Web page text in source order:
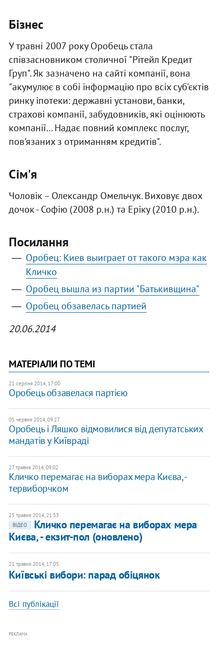
Бізнес
У травні 2007 року Оробець стала
співзасновником столичної "Рітейл Кредит
Груп". Як зазначено на сайті компанії, вона
"акумулює в собі інформацію про всіх суб'єктів
ринку іпотеки: державні установи, банки,
страхові компанії, забудовників, які оцінюють
компанії... Надає повний комплекс послуг,
пов'язаних з отриманням кредитів".
Сім'я
Чоловік – Олександр Омельчук. Виховує двох
дочок - Софію (2008 р.н.) та Еріку (2010 р.н.).
Посилання
Оробец: Киев выиграет от такого мэра как
Кличко
Оробец вышла из партии "Батькивщина"
Оробец обзавелась партией
20.06.2014
МАТЕРІАЛИ ПО ТЕМІ
21 серпня 2014, 17:00
Оробець обзавелася партією
05 червня 2014, 09:27
Оробець і Ляшко відмовилися від депутатських
мандатів у Київраді
27 травня 2014, 09:02
Кличко перемагає на виборах мера Києва, -
тервиборчком
25 травня 2014, 21:53
ВІДЕО
Кличко перемагає на виборах мера
Києва, - екзит-пол (оновлено)
21 травня 2014, 17:05
Київські вибори: парад обіцянок
Всі публікації
РЕКЛАМА